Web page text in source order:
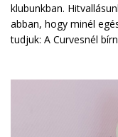
klubunkban.
abban, hogy minél
tudjuk: A Curvesnél